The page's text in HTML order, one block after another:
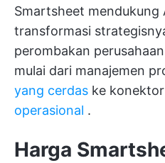
Smartsheet mendukung
transformasi
perombakan
mulai dari manajemen
yang cerdas ke
operasional .
Harga